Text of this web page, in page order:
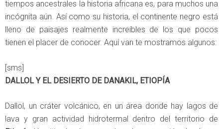
tiempos ancestrales la historia africana es, para muchos una
incógnita aún. Así como su historia, el continente negro está
lleno de paisajes realmente increíbles de los que pocos
tienen el placer de conocer. Aquí van te mostramos algunos:
[sms]
DALLOL Y EL DESIERTO DE DANAKIL, ETIOPÍA
Dallol, un cráter volcánico, en un área donde hay lagos de
lava y gran actividad hidrotermal dentro del territorio de